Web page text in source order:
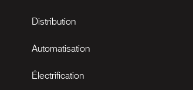
Distribution
Automatisation
Électrification